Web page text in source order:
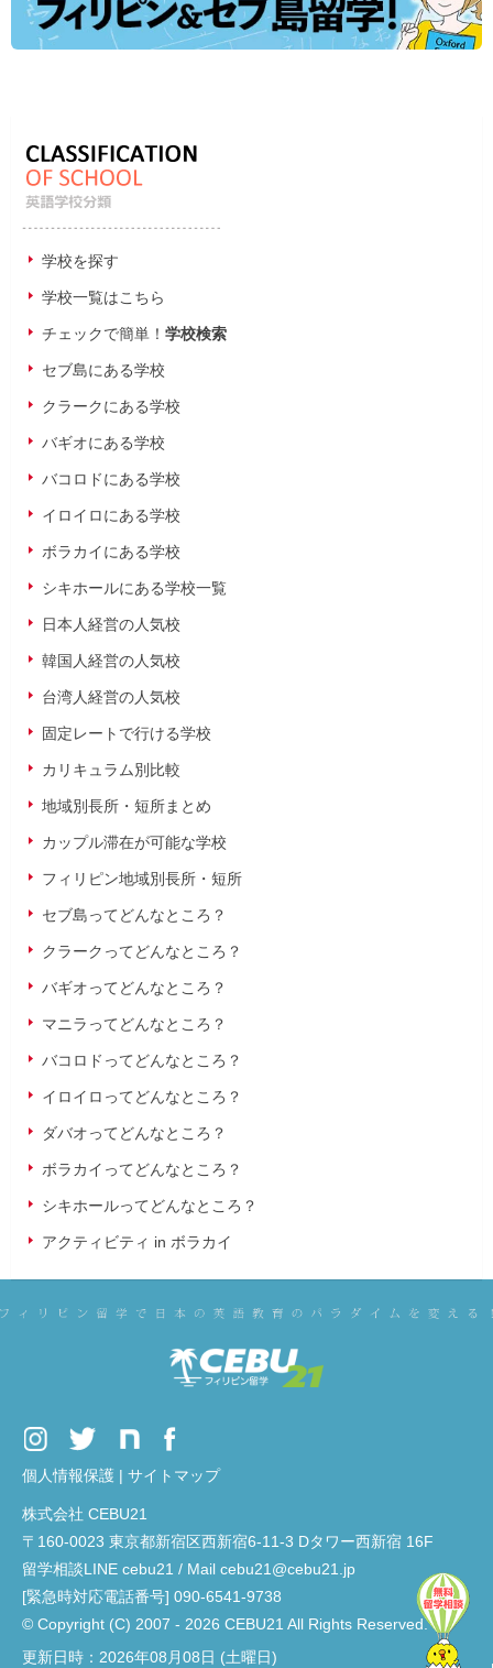
学校を探す
学校一覧はこちら
チェックで簡単！ 学校検索
セブ島にある学校
クラークにある学校
バギオにある学校
バコロドにある学校
イロイロにある学校
ボラカイにある学校
シキホールにある学校一覧
日本人経営の人気校
韓国人経営の人気校
台湾人経営の人気校
固定レートで行ける学校
カリキュラム別比較
地域別長所・短所まとめ
カップル滞在が可能な学校
フィリピン地域別長所・短所
セブ島ってどんなところ？
クラークってどんなところ？
バギオってどんなところ？
マニラってどんなところ？
バコロドってどんなところ？
イロイロってどんなところ？
ダバオってどんなところ？
ボラカイってどんなところ？
シキホールってどんなところ？
アクティビティ in ボラカイ
個人情報保護 | サイトマップ
株式会社 CEBU21
〒160-0023 東京都新宿区西新宿6-11-3 Dタワー西新宿 16F
留学相談LINE cebu21 / Mail cebu21@cebu21.jp
[緊急時対応電話番号] 090-6541-9738
© Copyright (C) 2007 - 2026 CEBU21 All Rights Reserved.
更新日時：2026年08月08日 (土曜日)